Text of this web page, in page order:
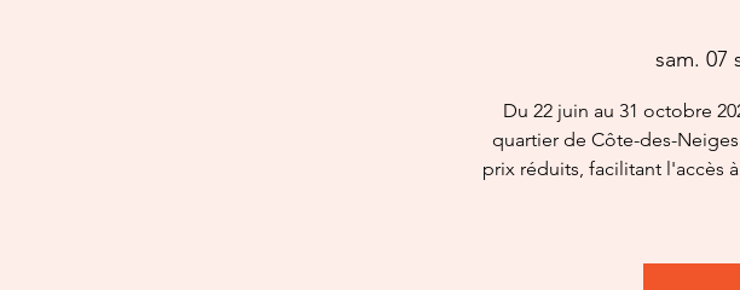
sam. 07
Du 22 juin au 31 octobre
quartier de Côte-des-
prix réduits, facilitant l'accès